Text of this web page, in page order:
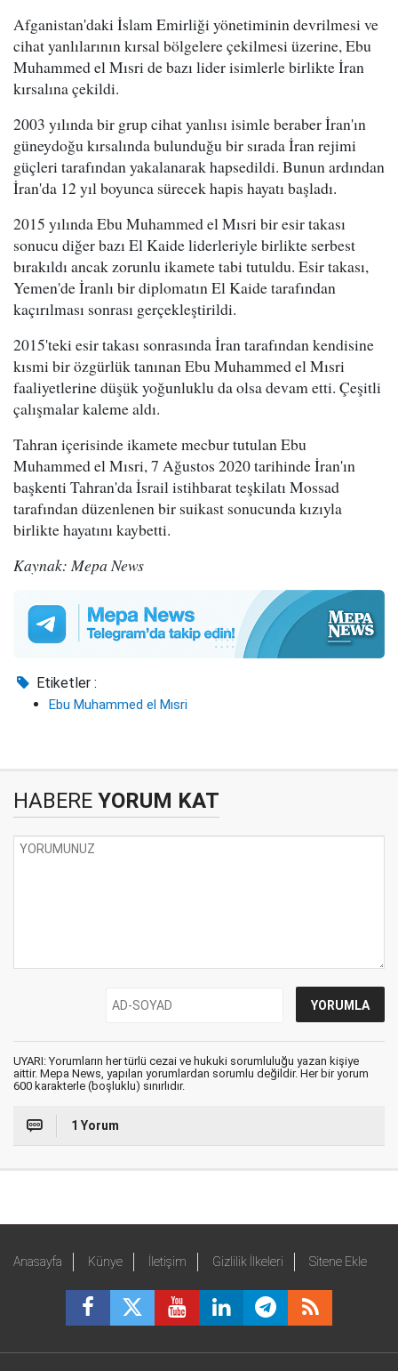
Afganistan'daki İslam Emirliği yönetiminin devrilmesi ve
cihat yanlılarının kırsal bölgelere çekilmesi üzerine, Ebu
Muhammed el Mısri de bazı lider isimlerle birlikte İran
kırsalına çekildi.
2003 yılında bir grup cihat yanlısı isimle beraber İran'ın
güneydoğu kırsalında bulunduğu bir sırada İran rejimi
güçleri tarafından yakalanarak hapsedildi. Bunun ardından
İran'da 12 yıl boyunca sürecek hapis hayatı başladı.
2015 yılında Ebu Muhammed el Mısri bir esir takası
sonucu diğer bazı El Kaide liderleriyle birlikte serbest
bırakıldı ancak zorunlu ikamete tabi tutuldu. Esir takası,
Yemen'de İranlı bir diplomatın El Kaide tarafından
kaçırılması sonrası gerçekleştirildi.
2015'teki esir takası sonrasında İran tarafından kendisine
kısmi bir özgürlük tanınan Ebu Muhammed el Mısri
faaliyetlerine düşük yoğunluklu da olsa devam etti. Çeşitli
çalışmalar kaleme aldı.
Tahran içerisinde ikamete mecbur tutulan Ebu
Muhammed el Mısri, 7 Ağustos 2020 tarihinde İran'ın
başkenti Tahran'da İsrail istihbarat teşkilatı Mossad
tarafından düzenlenen bir suikast sonucunda kızıyla
birlikte hayatını kaybetti.
Kaynak: Mepa News
Etiketler :
Ebu Muhammed el Mısri
HABERE YORUM KAT
UYARI: Yorumların her türlü cezai ve hukuki sorumluluğu yazan kişiye
aittir. Mepa News, yapılan yorumlardan sorumlu değildir. Her bir yorum
600 karakterle (boşluklu) sınırlıdır.
1 Yorum
Anasayfa Künye İletişim Gizlilik İlkeleri Sitene Ekle